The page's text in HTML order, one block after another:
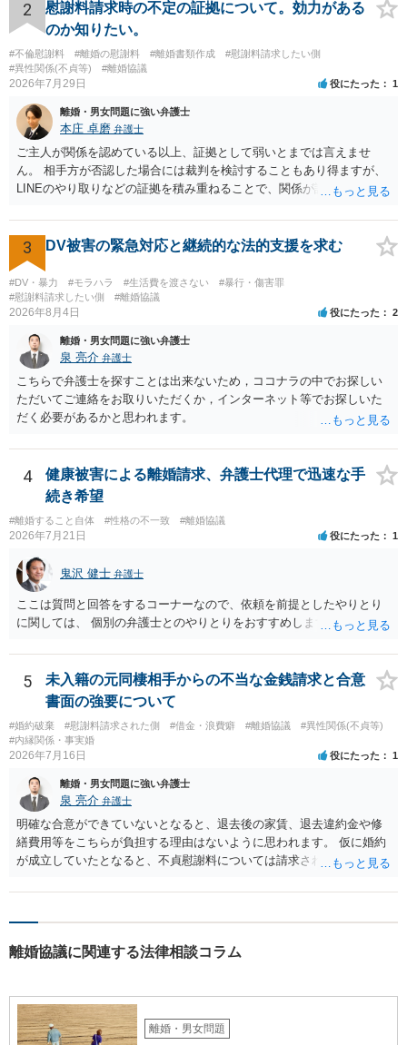
貞発覚後、長期間同居を続けると、不貞を許したとの評価につながる
場合がありますので、ご注意ください。 以上、ご参考まで。
2
慰謝料請求時の不定の証拠について。効力がある
のか知りたい。
#不倫慰謝料 #離婚の慰謝料 #離婚書類作成
#慰謝料請求したい側
#異性関係(不貞等)
#離婚協議
2026年7月29日 役にたった 1
離婚・男女問題に強い弁護士
本庄 卓磨 弁護士
ご主人が関係を認めている以上、証拠として弱いとまでは言えませ
ん。 相手方が否認した場合には裁判を検討することもあり得ますが、
LINEのやり取りなどの証拠を積み重ねることで、関係が認定される余
個別の事情によりますので、お早めに弁護士に相談されることをおす
すめします。
3 DV被害の緊急対応と継続的な法的支援を求む
#DV・暴力 #モラハラ #生活費を渡さない
#暴行・傷害罪
#慰謝料請求したい側
#離婚協議
2026年8月4日 役にたった 2
離婚・男女問題に強い弁護士
泉 亮介 弁護士
こちらで弁護士を探すことは出来ないため，ココナラの中でお探しい
ただいてご連絡をお取りいただくか，インターネット等でお探しいた
だく必要があるかと思われます。
4
健康被害による離婚請求、弁護士代理で迅速な手
続き希望
#離婚すること自体 #性格の不一致 #離婚協議
2026年7月21日 役にたった 1
鬼沢 健士 弁護士
ここは質問と回答をするコーナーなので、依頼を前提としたやりとり
に関しては、 個別の弁護士とのやりとりをおすすめします。
5
未入籍の元同棲相手からの不当な金銭請求と合意
書面の強要について
#婚約破棄 #慰謝料請求された側 #借金・浪費癖 #離婚協議
#異性関係(不貞等)
#内縁関係・事実婚
2026年7月16日 役にたった 1
離婚・男女問題に強い弁護士
泉 亮介 弁護士
明確な合意ができていないとなると、退去後の家賃、退去違約金や修
繕費用等をこちらが負担する理由はないように思われます。 仮に婚約
が成立していたとなると、不貞慰謝料については請求される可能性が
れば早めに弁護士に相談し、弁護士から回答をさせると良いでしょ
離婚協議に関連する法律相談コラム
離婚・男女問題